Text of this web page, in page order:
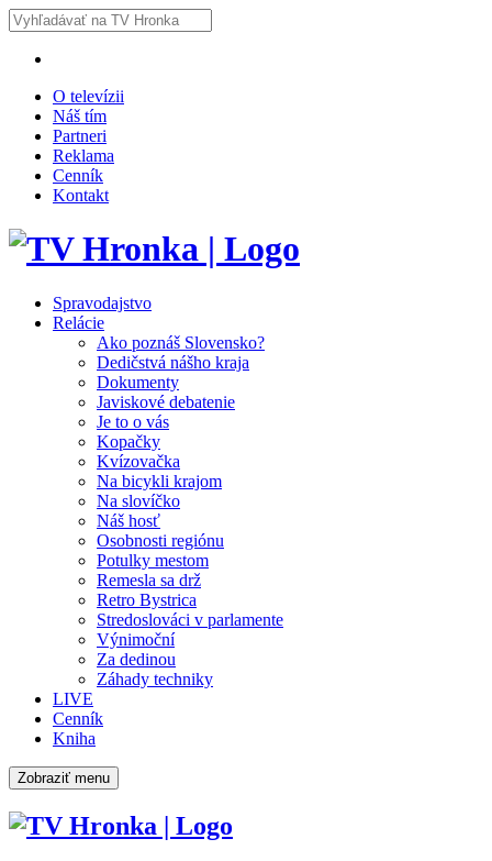
O televízii
Náš tím
Partneri
Reklama
Cenník
Kontakt
Spravodajstvo
Relácie
Ako poznáš Slovensko?
Dedičstvá nášho kraja
Dokumenty
Javiskové debatenie
Je to o vás
Kopačky
Kvízovačka
Na bicykli krajom
Na slovíčko
Náš hosť
Osobnosti regiónu
Potulky mestom
Remesla sa drž
Retro Bystrica
Stredoslováci v parlamente
Výnimoční
Za dedinou
Záhady techniky
LIVE
Cenník
Kniha
Zobraziť menu